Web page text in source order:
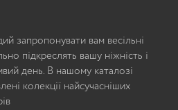
запропонувати вам весільні
підкреслять вашу ніжність і
день. В нашому каталозі
колекції найсучасніших